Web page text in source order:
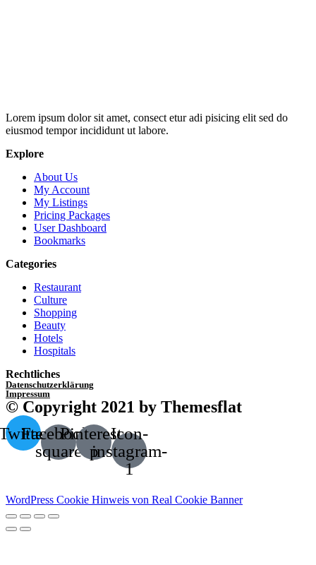
Lorem ipsum dolor sit amet, consect etur adi pisicing elit sed do
eiusmod tempor incididunt ut labore.
Explore
About Us
My Account
My Listings
Pricing Packages
User Dashboard
Bookmarks
Categories
Restaurant
Culture
Shopping
Beauty
Hotels
Hospitals
Rechtliches
Datenschutzerklärung
Impressum
© Copyright 2021 by Themesflat
Facebook-
square
Pinterest-
p
Icon-
instagram-
1
WordPress Cookie Hinweis von Real Cookie Banner